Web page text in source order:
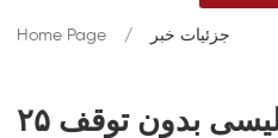
Home Page جزئیات خبر
بدون توقف ۲۵